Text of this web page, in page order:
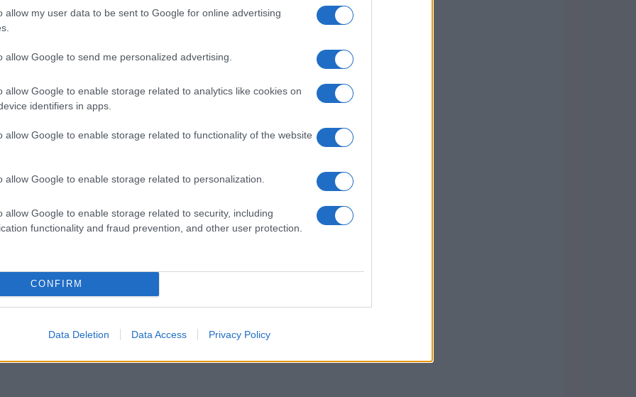
allow my user data to be sent to Google for online advertising
allow Google to send me personalized advertising.
allow Google to enable storage related to analytics like cookies on
identifiers in apps.
allow Google to enable storage related to functionality of the website
allow Google to enable storage related to personalization.
allow Google to enable storage related to security, including
functionality and fraud prevention, and other user protection.
CONFIRM
Data Deletion Data Access Privacy Policy
delle cinque proposte:arancio e verde
matcha per una palette calda e gustosa;
e contemporaneo. Ognuna di queste
intensità: optando per tonalità sature si
più smorzate risultano sofisticate e facili da
cromatiche, tieni conto di alcuni trucchi:
profondità; usa un capo principale
per creare coesione; se temi
piccolo come una sciarpa o
stabilisci quale colore guida il look e quale
e l’occasione: alcuni abbinamenti risultano
formali.